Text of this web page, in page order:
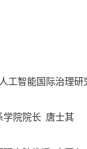
智能国际治理研
院院长 唐士其